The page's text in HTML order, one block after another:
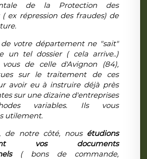
de la Protection des
( ex répression des fraudes) de
votre département ne "sait"
un tel dossier ( cela arrive..)
vous de celle d'Avignon (84),
sur le traitement de ces
avoir eu à instruire déjà près
sur une dizaine d'entreprises
variables. Ils vous
utilement.
de notre côté, nous étudions
vos documents
( bons de commande,